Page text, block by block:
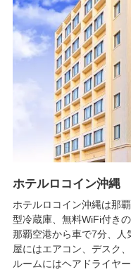
ホテルロコイン沖縄
ホテルロコイン沖縄は那
型冷蔵庫、無料WiFi付き
那覇空港から車で7分、人
屋にはエアコン、デスク
ルームにはヘアドライヤ